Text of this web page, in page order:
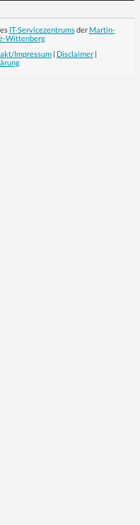
IT-Servicezentrumsder Martin-
Wittenberg
Impressum | Disclaimer |